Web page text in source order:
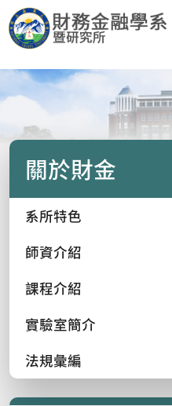
關於財金
系所特色
師資介紹
課程介紹
實驗室簡介
法規彙編